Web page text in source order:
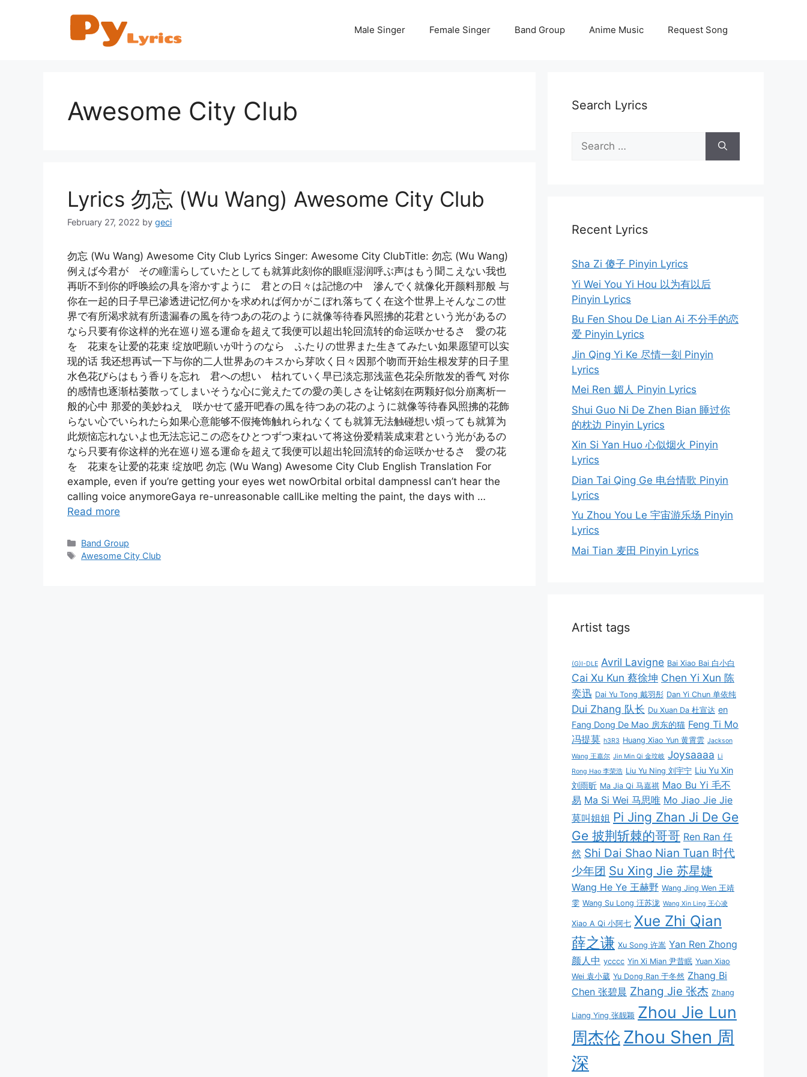
Male Singer Female Singer Band Group Anime Music Request Song
Awesome City Club
Lyrics 勿忘 (Wu Wang) Awesome City Club
February 27, 2022 by geci
勿忘 (Wu Wang) Awesome City Club Lyrics Singer: Awesome City ClubTitle: 勿忘 (Wu Wang)
例えば今君が その瞳濡らしていたとしても就算此刻你的眼眶湿润呼ぶ声はもう聞こえない我也
再听不到你的呼唤絵の具を溶かすように 君との日々は記憶の中 滲んでく就像化开颜料那般 与
你在一起的日子早已渗透进记忆何かを求めれば何かがこぼれ落ちてく在这个世界上そんなこの世
界で有所渴求就有所遗漏春の風を待つあの花のように就像等待春风照拂的花君という光があるの
なら只要有你这样的光在巡り巡る運命を超えて我便可以超出轮回流转的命运咲かせるさ 愛の花
を 花束を让爱的花束 绽放吧願いが叶うのなら ふたりの世界また生きてみたい如果愿望可以实
现的话 我还想再试一下与你的二人世界あのキスから芽吹く日々因那个吻而开始生根发芽的日子里
水色花びらはもう香りを忘れ 君への想い 枯れていく早已淡忘那浅蓝色花朵所散发的香气 对你
的感情也逐渐枯萎散ってしまいそうな心に覚えたての愛の美しさを让铭刻在两颗好似分崩离析一
般的心中 那爱的美妙ねえ 咲かせて盛开吧春の風を待つあの花のように就像等待春风照拂的花飾
らない心でいられたら如果心意能够不假掩饰触れられなくても就算无法触碰想い煩っても就算为
此烦恼忘れないよ也无法忘记この恋をひとつずつ束ねいて将这份爱精装成束君という光があるの
なら只要有你这样的光在巡り巡る運命を超えて我便可以超出轮回流转的命运咲かせるさ 愛の花
を 花束を让爱的花束 绽放吧 勿忘 (Wu Wang) Awesome City Club English Translation For
example, even if you’re getting your eyes wet nowOrbital orbital dampnessI can’t hear the
calling voice anymoreGaya re-unreasonable callLike melting the paint, the days with …
Read more
Categories
Band Group
Tags
Awesome City Club
Search Lyrics
Search
for:
Recent Lyrics
Sha Zi 傻子 Pinyin Lyrics
Yi Wei You Yi Hou 以为有以后
Pinyin Lyrics
Bu Fen Shou De Lian Ai 不分手的恋
爱 Pinyin Lyrics
Jin Qing Yi Ke 尽情一刻 Pinyin
Lyrics
Mei Ren 媚人 Pinyin Lyrics
Shui Guo Ni De Zhen Bian 睡过你
的枕边 Pinyin Lyrics
Xin Si Yan Huo 心似烟火 Pinyin
Lyrics
Dian Tai Qing Ge 电台情歌 Pinyin
Lyrics
Yu Zhou You Le 宇宙游乐场 Pinyin
Lyrics
Mai Tian 麦田 Pinyin Lyrics
Artist tags
(G)I-DLE Avril Lavigne Bai Xiao Bai 白小白
Cai Xu Kun 蔡徐坤 Chen Yi Xun 陈
奕迅 Dai Yu Tong 戴羽彤 Dan Yi Chun 单依纯
Dui Zhang 队长 Du Xuan Da 杜宣达 en
Fang Dong De Mao 房东的猫 Feng Ti Mo
冯提莫 h3R3 Huang Xiao Yun 黄霄雲 Jackson
Wang 王嘉尔 Jin Min Qi 金玟岐 Joysaaaa Li
Rong Hao 李荣浩 Liu Yu Ning 刘宇宁 Liu Yu Xin
刘雨昕 Ma Jia Qi 马嘉祺 Mao Bu Yi 毛不
易 Ma Si Wei 马思唯 Mo Jiao Jie Jie
莫叫姐姐 Pi Jing Zhan Ji De Ge
Ge 披荆斩棘的哥哥 Ren Ran 任
然 Shi Dai Shao Nian Tuan 时代
少年团 Su Xing Jie 苏星婕
Wang He Ye 王赫野 Wang Jing Wen 王靖
雯 Wang Su Long 汪苏泷 Wang Xin Ling 王心凌
Xiao A Qi 小阿七 Xue Zhi Qian
薛之谦 Xu Song 许嵩 Yan Ren Zhong
颜人中 ycccc Yin Xi Mian 尹昔眠 Yuan Xiao
Wei 袁小葳 Yu Dong Ran 于冬然 Zhang Bi
Chen 张碧晨 Zhang Jie 张杰 Zhang
Liang Ying 张靓颖 Zhou Jie Lun
周杰伦Zhou Shen 周
深